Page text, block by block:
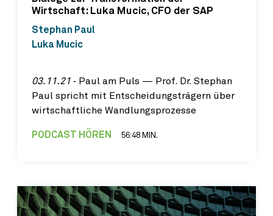
Wirtschaft: Luka Mucic, CFO der SAP
Stephan Paul
Luka Mucic
03.11.21 ‐ Paul am Puls — Prof. Dr. Stephan
Paul spricht mit Entscheidungsträgern über
wirtschaftliche Wandlungsprozesse
PODCAST HÖREN 56:48 MIN.